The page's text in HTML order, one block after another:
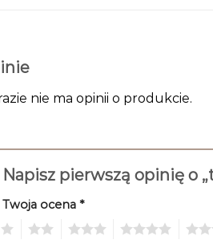
nie ma opinii o produkcie.
Napisz pierwszą opinię o
Twoja ocena *